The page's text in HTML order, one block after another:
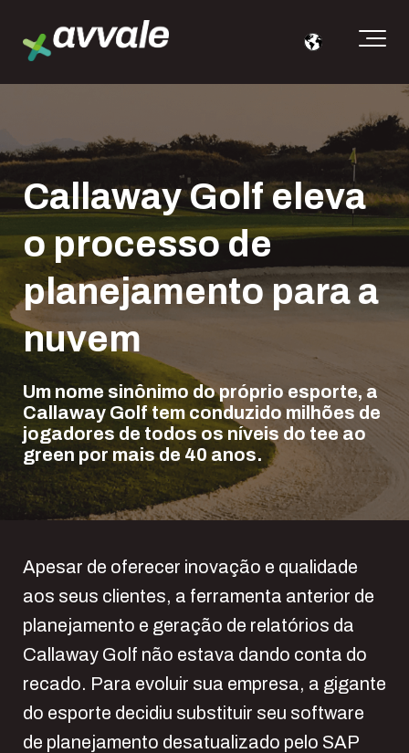
Callaway Golf eleva
o processo de
planejamento para a
nuvem
Um nome sinônimo do próprio esporte, a
Callaway Golf tem conduzido milhões de
jogadores de todos os níveis do tee ao
green por mais de 40 anos.
Apesar de oferecer inovação e qualidade
aos seus clientes, a ferramenta anterior de
planejamento e geração de relatórios da
Callaway Golf não estava dando conta do
recado. Para evoluir sua empresa, a gigante
do esporte decidiu substituir seu software
de planejamento desatualizado pelo SAP